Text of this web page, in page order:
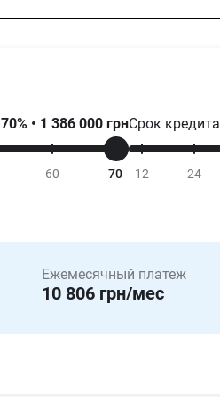
70% • 1 386 000 грн
60 70
Срок кредита
12 24
Ежемесячный платеж
10 806 грн/мес